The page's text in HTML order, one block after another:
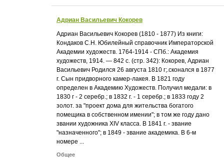
Адриан Васильевич Кокорев
Адриан Васильевич Кокорев (1810 - 1877) Из книги:
Кондаков С.Н. Юбилейный справочник Императорской
Академии художеств. 1764-1914 - СПб.: Академия
художеств, 1914. — 842 с. (стр. 342): Кокорев, Адриан
Васильевич Родился 26 августа 1810 г;.сконался в 1877
г. Сын придворного камер-лакея. В 1821 году
определен в Академию Художеств. Получил медали: в
1830 г - 2 серебр.; в 1832 г. - 1 серебр.; в 1833 году 2
золот. за "проект дома для жительства богатого
помещика в собственном имении"; в том же году дано
звании художника XIV класса. В 1841 г. - звание
"назначенного"; в 1849 - звание академика. В 6-м
номере ...
Общее